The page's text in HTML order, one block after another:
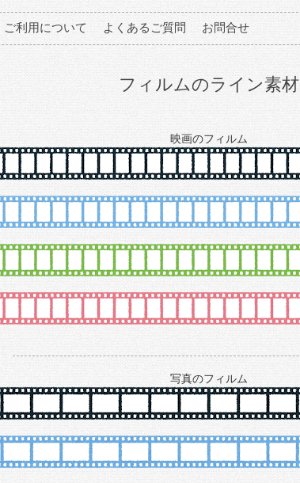
ご利用について よくあるご質問 お問合せ
フィルムのライン素材
映画のフィルム
写真のフィルム